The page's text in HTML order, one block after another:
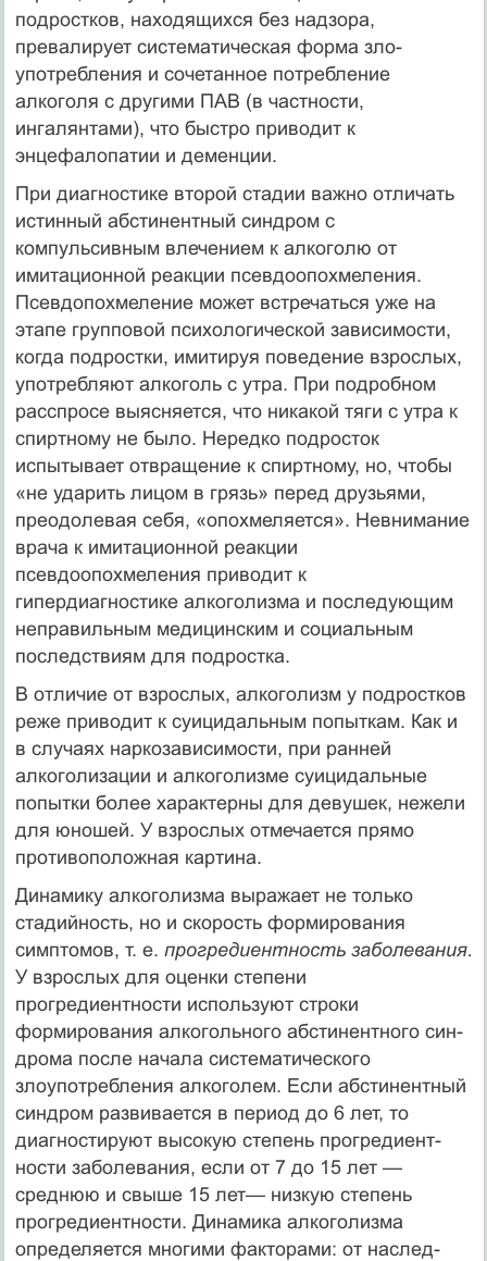
подростков, находящихся без надзора,
превалирует систематическая форма зло­
употребления и сочетанное потребление
алкоголя с другими ПАВ (в частности,
ингалянтами), что быстро приводит к
энцефалопатии и деменции.
При диагностике второй стадии важно отличать
истинный абстинентный синдром с
компульсивным влечением к алкоголю от
имитационной реакции псевдоопохмеления.
Псевдопохмеление может встречаться уже на
этапе групповой психологической зависи­мости,
когда подростки, имитируя поведение взрослых,
употребляют алкоголь с утра. При подробном
расспросе выясняется, что никакой тяги с утра к
спиртному не было. Нередко подросток
испытывает отвращение к спиртному, но, чтобы
«не ударить лицом в грязь» перед друзьями,
преодолевая себя, «опохмеляется». Невнимание
врача к имита­ционной реакции
псевдоопохмеления приводит к
гипердиагностике алкоголизма и по­следующим
неправильным медицинским и социальным
последствиям для подростка.
В отличие от взрослых, алкоголизм у подростков
реже приводит к суицидальным попыткам. Как и
в случаях наркозависимости, при ранней
алкоголизации и алкоголизме суицидальные
попытки более характерны для девушек, нежели
для юношей. У взрослых отмечается прямо
противоположная картина.
Динамику алкоголизма выражает не только
стадийность, но и скорость формирова­ния
симптомов, т. е. прогредиентность заболевания.
У взрослых для оценки степени
прогредиентности используют строки
формирования алкогольного абстинентного син­
дрома после начала систематического
злоупотребления алкоголем. Если абстинентный
синдром развивается в период до 6 лет, то
диагностируют высокую степень прогредиент­
ности заболевания, если от 7 до 15 лет —
среднюю и свыше 15 лет— низкую степень
прогредиентности. Динамика алкоголизма
определяется многими факторами: от наслед­